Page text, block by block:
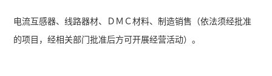
电流互感器、线路器材、ＤＭＣ材料、制造销售（依法须经批准
的项目，经相关部门批准后方可开展经营活动）。